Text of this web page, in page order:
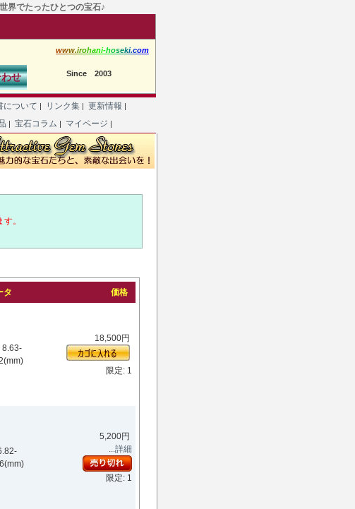
界でたったひとつの宝石♪
www.irohani-hoseki.com
せ Since 2003
について | リンク集 | 更新情報 |
| 宝石コラム | マイページ |
。
タ 価格
18,500円
限定: 1
5,200円
...詳細
限定: 1